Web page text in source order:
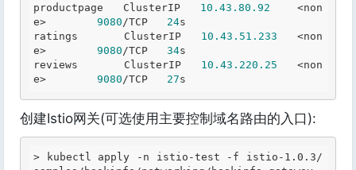
productpage   ClusterIP 10.43 .80 .92
    <
non
e> 9080/TCP 24s
ratings       ClusterIP 10.43 .51 .233
   <
non
e> 9080/TCP 34s
reviews       ClusterIP 10.43 .220 .25
   <
non
e> 9080/TCP 27
创建Istio网关(可选使用主要控制域名路由的入口):
> kubectl apply -n istio-test -f istio-1.0.3/